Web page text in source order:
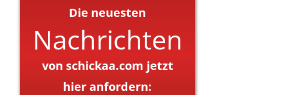
Die neuesten
Nachrichten
von schickaa.com jetzt
hier anfordern: